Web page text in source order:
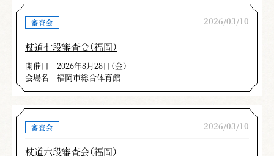
審査会 2026/03/10
杖道七段審査会（福岡）
開催日
2026年8月28日（金）
会場名
福岡市総合体育館
審査会 2026/03/10
杖道六段審査会（福岡）